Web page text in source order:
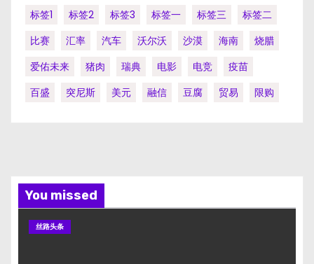
标签1
标签2 标签3 标签一 标签三
标签二
比赛
汇率 汽车 沃尔沃 沙漠 海南
烧腊
爱佑未来
猪肉 瑞典 电影 电竞
疫苗
百盛
突尼斯 美元 融信 豆腐 贸易 限购
You missed
丝路头条